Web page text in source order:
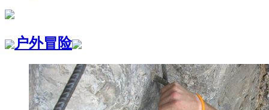
户外冒险